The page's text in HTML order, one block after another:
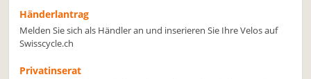
Händerlantrag
Melden Sie sich als Händler an und inserieren Sie Ihre Velos auf
Swisscycle.ch
Privatinserat